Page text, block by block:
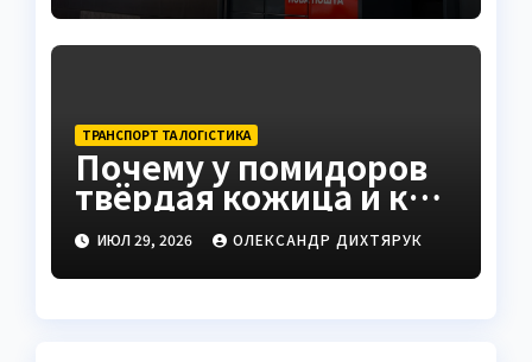
ТРАНСПОРТ ТА ЛОГІСТИКА
Почему у помидоров
твёрдая кожица и как
это исправить
ИЮЛ 29, 2026 ОЛЕКСАНДР ДИХТЯРУК